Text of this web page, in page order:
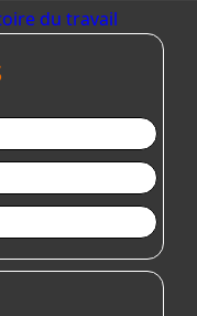
du travail